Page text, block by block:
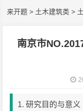
来开题 > 土木建筑类 >
南京市
1. 研究目的与意义